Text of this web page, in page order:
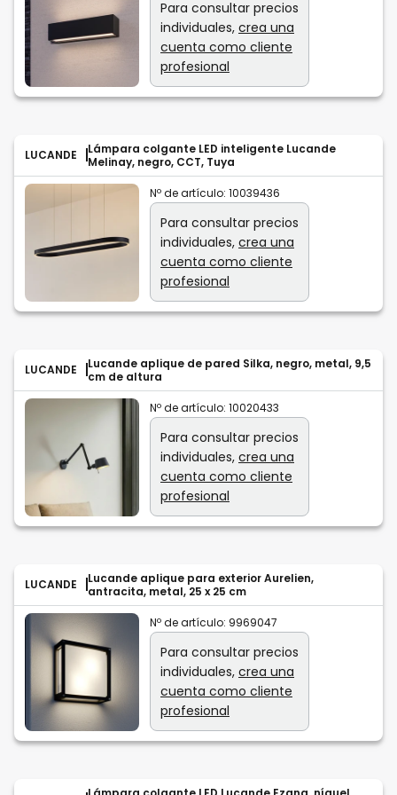
Para consultar precios
individuales, crea una
cuenta como cliente
profesional
LUCANDE
Lámpara colgante LED inteligente Lucande
Melinay, negro, CCT, Tuya
Nº de artículo: 10039436
Para consultar precios
individuales, crea una
cuenta como cliente
profesional
LUCANDE
Lucande aplique de pared Silka, negro, metal, 9,5
cm de altura
Nº de artículo: 10020433
Para consultar precios
individuales, crea una
cuenta como cliente
profesional
LUCANDE
Lucande aplique para exterior Aurelien,
antracita, metal, 25 x 25 cm
Nº de artículo: 9969047
Para consultar precios
individuales, crea una
cuenta como cliente
profesional